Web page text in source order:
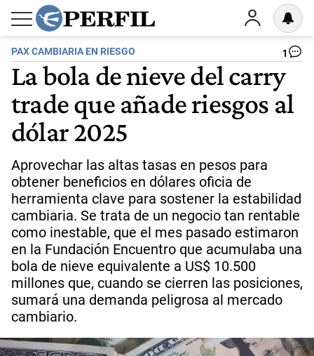
PAX CAMBIARIA EN RIESGO 1
La bola de nieve del carry
trade que añade riesgos al
dólar 2025
Aprovechar las altas tasas en pesos para
obtener beneficios en dólares oficia de
herramienta clave para sostener la estabilidad
cambiaria. Se trata de un negocio tan rentable
como inestable, que el mes pasado estimaron
en la Fundación Encuentro que acumulaba una
bola de nieve equivalente a US$ 10.500
millones que, cuando se cierren las posiciones,
sumará una demanda peligrosa al mercado
cambiario.